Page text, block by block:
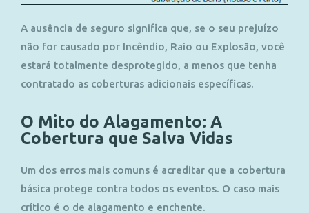
A ausência de seguro significa que, se o seu prejuízo
não for causado por Incêndio, Raio ou Explosão, você
estará totalmente desprotegido, a menos que tenha
contratado as coberturas adicionais específicas.
O Mito do Alagamento: A
Cobertura que Salva Vidas
Um dos erros mais comuns é acreditar que a cobertura
básica protege contra todos os eventos. O caso mais
crítico é o de alagamento e enchente.